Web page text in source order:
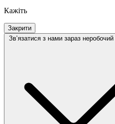
Кажіть
Закрити
Звʼязатися з нами зараз